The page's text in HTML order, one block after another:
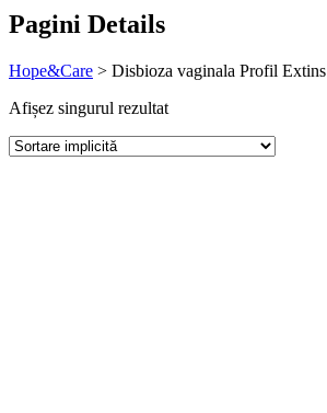
Pagini Details
Hope&Care > Disbioza vaginala Profil Extins
Afișez singurul rezultat